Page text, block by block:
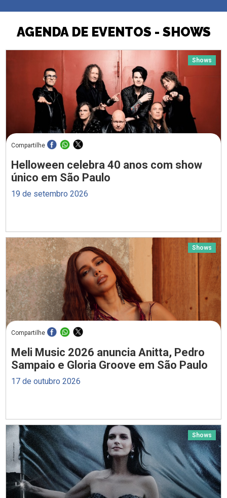
AGENDA DE EVENTOS - SHOWS
Shows
Compartilhe
Helloween celebra 40 anos com show
único em São Paulo
19 de setembro 2026
Shows
Compartilhe
Meli Music 2026 anuncia Anitta, Pedro
Sampaio e Gloria Groove em São Paulo
17 de outubro 2026
Shows